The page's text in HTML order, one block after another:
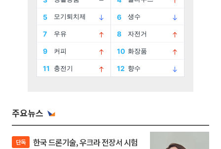
주요뉴스
단독